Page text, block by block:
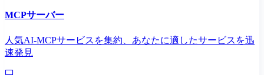
MCPサーバー
人気AI-MCPサービスを集約、あなたに適したサービスを迅
速発見